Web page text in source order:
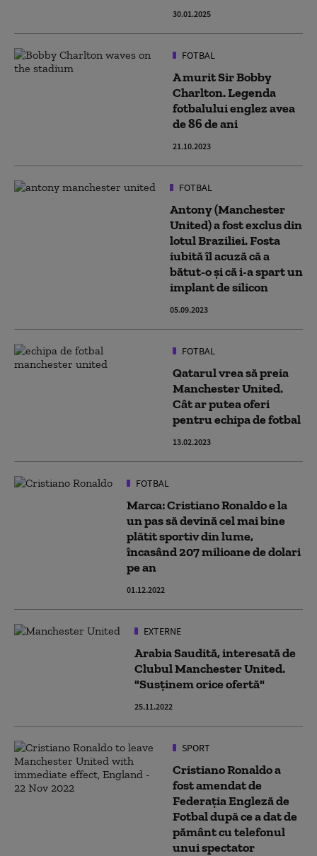
30.01.2025
FOTBAL
A murit Sir Bobby
Charlton. Legenda
fotbalului englez avea
de 86 de ani
21.10.2023
FOTBAL
Antony (Manchester
United) a fost exclus din
lotul Braziliei. Fosta
iubită îl acuză că a
bătut-o și că i-a spart un
implant de silicon
05.09.2023
FOTBAL
Qatarul vrea să preia
Manchester United.
Cât ar putea oferi
pentru echipa de fotbal
13.02.2023
FOTBAL
Marca: Cristiano Ronaldo e la
un pas să devină cel mai bine
plătit sportiv din lume,
încasând 207 milioane de dolari
pe an
01.12.2022
EXTERNE
Arabia Saudită, interesată de
Clubul Manchester United.
"Susținem orice ofertă"
25.11.2022
SPORT
Cristiano Ronaldo a
fost amendat de
Federaţia Engleză de
Fotbal după ce a dat de
pământ cu telefonul
unui spectator